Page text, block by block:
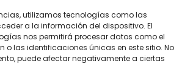
utilizamos tecnologías como las
a la información del dispositivo. El
nos permitirá procesar datos como el
las identificaciones únicas en este sitio. No
puede afectar negativamente a ciertas